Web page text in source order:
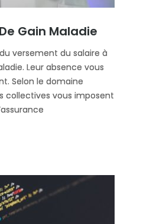
Gain Maladie
versement du salaire à
Leur absence vous
Selon le domaine
collectives vous imposent